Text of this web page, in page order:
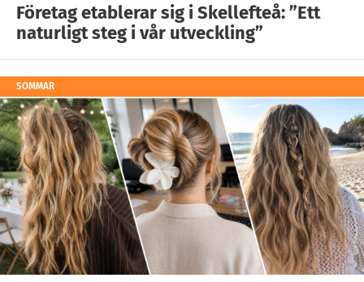
Företag etablerar sig i Skellefteå: ”Ett
naturligt steg i vår utveckling”
SOMMAR